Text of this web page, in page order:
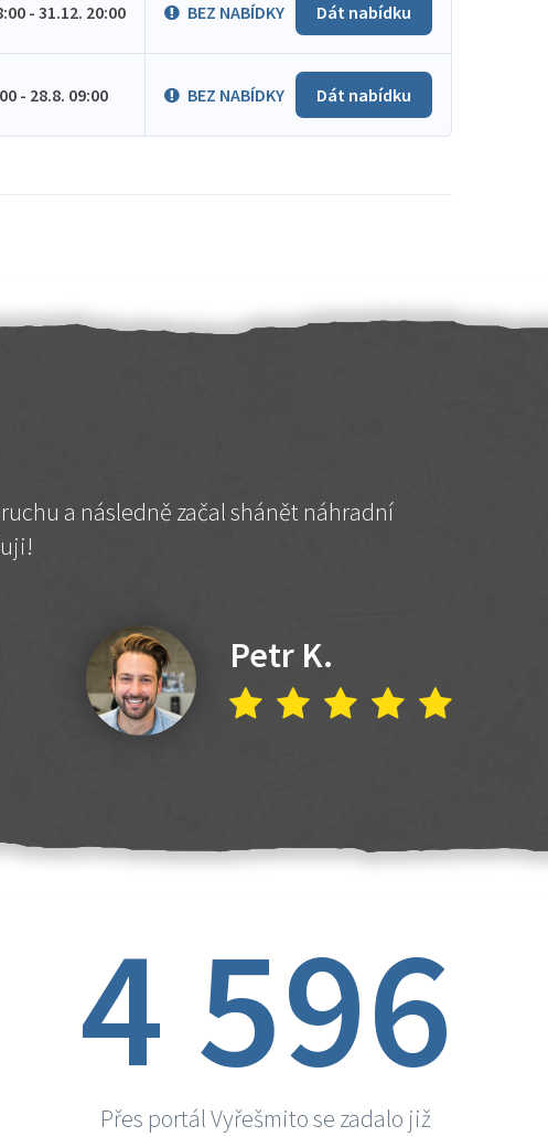
- 31.12. 20:00 BEZ NABÍDKY Dát nabídku
- 28.8. 09:00 BEZ NABÍDKY Dát nabídku
a následně začal shánět náhradní
Petr K.
4 596
Přes portál Vyřešmito se zadalo již